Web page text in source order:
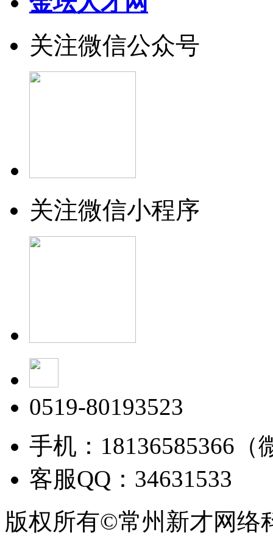
关注微信公众号
关注微信小程序
0519-80193523
手机：18136585366（
客服QQ：34631533
版权所有©常州新才网络